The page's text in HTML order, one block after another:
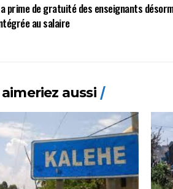
prime de gratuité des enseignants
au salaire
aussi